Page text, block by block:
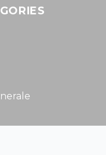
à 12h30
88
en Juillet et
noire.com